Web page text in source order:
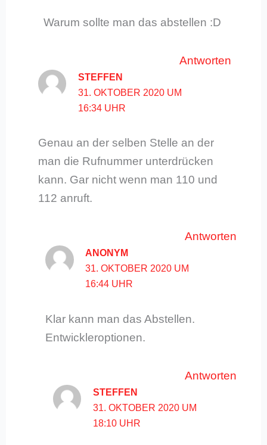
Warum sollte man das abstellen :D
Antworten
STEFFEN
31. OKTOBER 2020 UM
16:34 UHR
Genau an der selben Stelle an der
man die Rufnummer unterdrücken
kann. Gar nicht wenn man 110 und
112 anruft.
Antworten
ANONYM
31. OKTOBER 2020 UM
16:44 UHR
Klar kann man das Abstellen.
Entwickleroptionen.
Antworten
STEFFEN
31. OKTOBER 2020 UM
18:10 UHR